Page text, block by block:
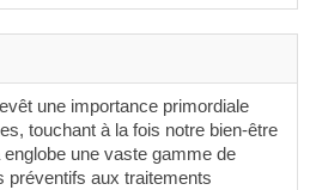
une importance primordiale
touchant à la fois notre bien-être
une vaste gamme de
préventifs aux traitements